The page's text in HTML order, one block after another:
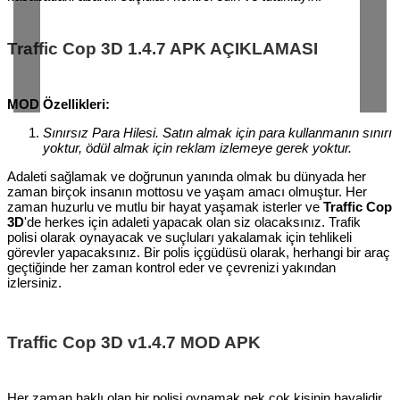
Traffic Cop 3D 1.4.7 APK AÇIKLAMASI
MOD Özellikleri:
Sınırsız Para Hilesi. Satın almak için para kullanmanın sınırı
yoktur, ödül almak için reklam izlemeye gerek yoktur.
Adaleti sağlamak ve doğrunun yanında olmak bu dünyada her
zaman birçok insanın mottosu ve yaşam amacı olmuştur. Her
zaman huzurlu ve mutlu bir hayat yaşamak isterler ve Traffic Cop
3D'de herkes için adaleti yapacak olan siz olacaksınız. Trafik
polisi olarak oynayacak ve suçluları yakalamak için tehlikeli
görevler yapacaksınız. Bir polis içgüdüsü olarak, herhangi bir araç
geçtiğinde her zaman kontrol eder ve çevrenizi yakından
izlersiniz.
Traffic Cop 3D v1.4.7 MOD APK